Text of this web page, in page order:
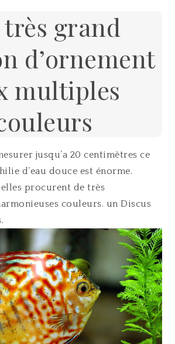
très grand
d’ornement
multiples
jusqu’a 20 centimètres ce
d’eau douce est énorme.
procurent de très
couleurs. un Discus